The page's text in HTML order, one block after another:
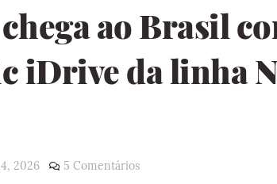
ao Brasil
iDrive da linha
2026 5 Comentários